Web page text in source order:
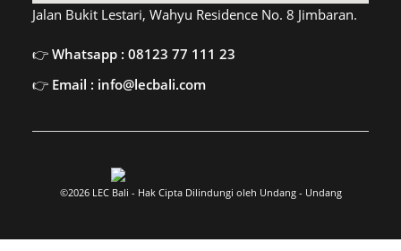
Jalan Bukit Lestari, Wahyu Residence No. 8 Jimbaran.
Whatsapp : 08123 77 111 23
Email : info@lecbali.com
©2026 LEC Bali - Hak Cipta Dilindungi oleh Undang - Undang